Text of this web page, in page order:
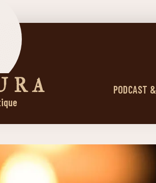
R A PODCAST